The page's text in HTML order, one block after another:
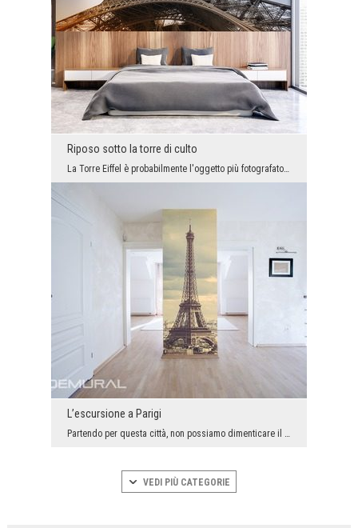
Riposo sotto la torre di culto
La Torre Eiffel è probabilmente l'oggetto più fotografato al mondo e allo stesso tempo il motivo ...
L’escursione a Parigi
Partendo per questa città, non possiamo dimenticare il punto più importante che è la Torre Eiffel...
VEDI PIÙ CATEGORIE